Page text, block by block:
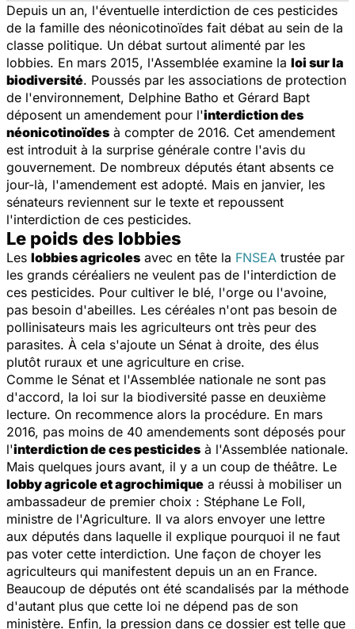
Depuis un an, l'éventuelle interdiction de ces pesticides
de la famille des néonicotinoïdes fait débat au sein de la
classe politique. Un débat surtout alimenté par les
lobbies. En mars 2015, l'Assemblée examine la loi sur la
biodiversité. Poussés par les associations de protection
de l'environnement, Delphine Batho et Gérard Bapt
déposent un amendement pour l'interdiction des
néonicotinoïdes à compter de 2016. Cet amendement
est introduit à la surprise générale contre l'avis du
gouvernement. De nombreux députés étant absents ce
jour-là, l'amendement est adopté. Mais en janvier, les
sénateurs reviennent sur le texte et repoussent
l'interdiction de ces pesticides.
Le poids des lobbies
Les lobbies agricoles avec en tête la FNSEA trustée par
les grands céréaliers ne veulent pas de l'interdiction de
ces pesticides. Pour cultiver le blé, l'orge ou l'avoine,
pas besoin d'abeilles. Les céréales n'ont pas besoin de
pollinisateurs mais les agriculteurs ont très peur des
parasites. À cela s'ajoute un Sénat à droite, des élus
plutôt ruraux et une agriculture en crise.
Comme le Sénat et l'Assemblée nationale ne sont pas
d'accord, la loi sur la biodiversité passe en deuxième
lecture. On recommence alors la procédure. En mars
2016, pas moins de 40 amendements sont déposés pour
l'interdiction de ces pesticides à l'Assemblée nationale.
Mais quelques jours avant, il y a un coup de théâtre. Le
lobby agricole et agrochimique a réussi à mobiliser un
ambassadeur de premier choix : Stéphane Le Foll,
ministre de l'Agriculture. Il va alors envoyer une lettre
aux députés dans laquelle il explique pourquoi il ne faut
pas voter cette interdiction. Une façon de choyer les
agriculteurs qui manifestent depuis un an en France.
Beaucoup de députés ont été scandalisés par la méthode
d'autant plus que cette loi ne dépend pas de son
ministère. Enfin, la pression dans ce dossier est telle que